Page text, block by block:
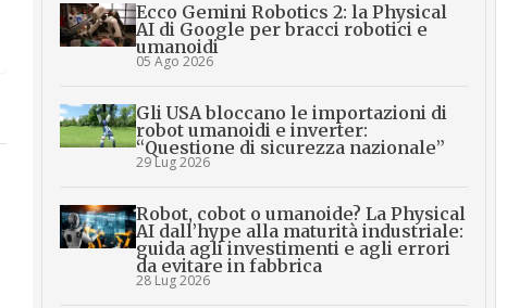
Ecco Gemini Robotics 2: la Physical
AI di Google per bracci robotici e
umanoidi
05 Ago 2026
Gli USA bloccano le importazioni di
robot umanoidi e inverter:
“Questione di sicurezza nazionale”
29 Lug 2026
Robot, cobot o umanoide? La Physical
AI dall’hype alla maturità industriale:
guida agli investimenti e agli errori
da evitare in fabbrica
28 Lug 2026